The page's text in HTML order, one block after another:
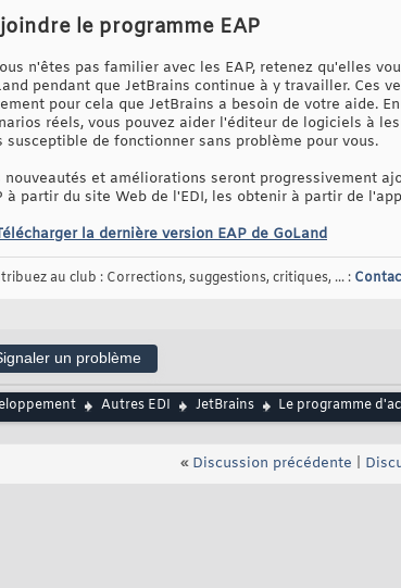
le programme EAP
n'êtes pas familier avec les EAP, retenez qu'elles
pendant que JetBrains continue à y travailler. Ces
pour cela que JetBrains a besoin de votre aide.
réels, vous pouvez aider l'éditeur de logiciels à
susceptible de fonctionner sans problème pour vous.
nouveautés et améliorations seront progressivement
à partir du site Web de l'EDI, les obtenir à partir de
la dernière version EAP de GoLand
au club : Corrections, suggestions, critiques, ... :
un problème
Autres EDI JetBrains Le programme
« Discussion précédente